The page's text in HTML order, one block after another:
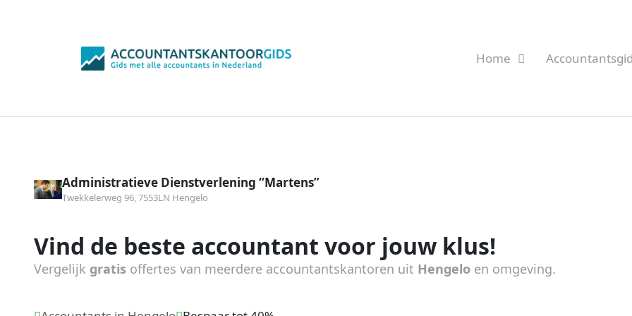
Home
Administratieve Dienstverlening “Martens”
Twekkelerweg 96, 7553LN Hengelo
Vind de beste accountant voor jouw klus!
Vergelijk gratis offertes van meerdere accountantskantoren uit Hengelo en omgeving.